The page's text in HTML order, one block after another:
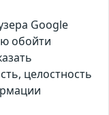
Google
обойти
целостность